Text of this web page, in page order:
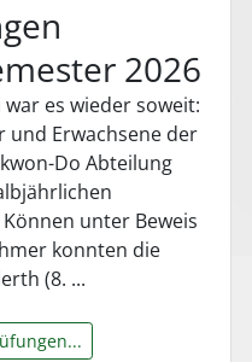
2026
war es wieder soweit:
und Erwachsene der
Do Abteilung
unter Beweis
konnten die
(8. ...